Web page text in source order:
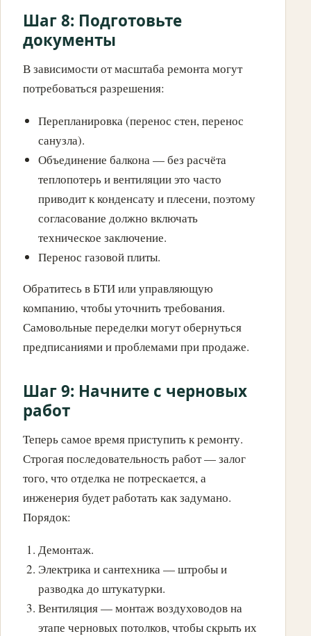
Шаг 8: Подготовьте
документы
В зависимости от масштаба ремонта могут
потребоваться разрешения:
Перепланировка (перенос стен, перенос
санузла).
Объединение балкона — без расчёта
теплопотерь и вентиляции это часто
приводит к конденсату и плесени, поэтому
согласование должно включать
техническое заключение.
Перенос газовой плиты.
Обратитесь в БТИ или управляющую
компанию, чтобы уточнить требования.
Самовольные переделки могут обернуться
предписаниями и проблемами при продаже.
Шаг 9: Начните с черновых
работ
Теперь самое время приступить к ремонту.
Строгая последовательность работ — залог
того, что отделка не потрескается, а
инженерия будет работать как задумано.
Порядок:
Демонтаж.
Электрика и сантехника — штробы и
разводка до штукатурки.
Вентиляция — монтаж воздуховодов на
этапе черновых потолков, чтобы скрыть их